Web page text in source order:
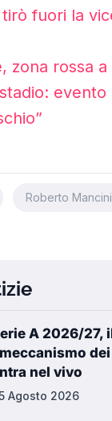
fuori la
zona rossa a
evento
Roberto Mancini
A 2026/27,
nel vivo
Agosto 2026